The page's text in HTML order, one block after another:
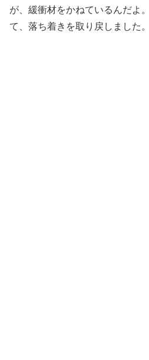
が、緩衝材をかねているんだよ
て、落ち着きを取り戻しました。